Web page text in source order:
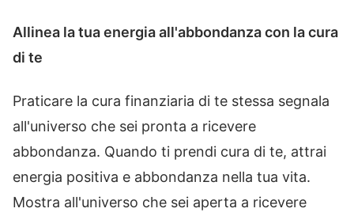
Allinea la tua energia all'abbondanza con la cura
di te
Praticare la cura finanziaria di te stessa segnala
all'universo che sei pronta a ricevere
abbondanza. Quando ti prendi cura di te, attrai
energia positiva e abbondanza nella tua vita.
Mostra all'universo che sei aperta a ricevere